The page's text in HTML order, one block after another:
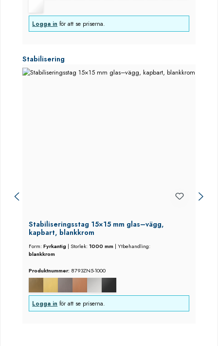
Logga in för att se priserna.
Hoppa över produktgalleri
Stabilisering
Stabiliseringsstag 15×15 mm glas–vägg,
kapbart, blankkrom
Form:Fyrkantig | Storlek:1000 mm | Ytbehandling:
blankkrom
Produktnummer: 8793ZN5-1000
Logga in för att se priserna.